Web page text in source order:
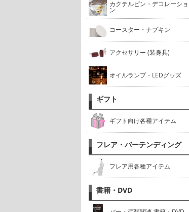
カクテルピン・デコレーショ
ン
コースター・ナプキン
アクセサリー (装身具)
オイルランプ・LEDグッズ
ギフト
ギフト向け各種アイテム
フレア・バーテンディング
フレア用各種アイテム
書籍・DVD